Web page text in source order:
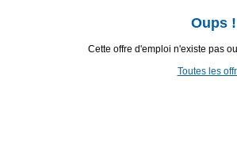
Oups !
Cette offre d'emploi n'existe pas
Toutes les